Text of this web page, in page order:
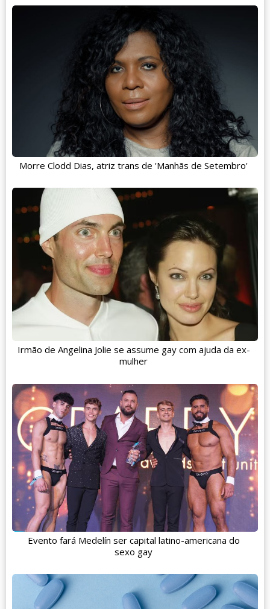
Morre Clodd Dias, atriz trans de 'Manhãs de Setembro'
Irmão de Angelina Jolie se assume gay com ajuda da ex-
mulher
Evento fará Medelín ser capital latino-americana do
sexo gay